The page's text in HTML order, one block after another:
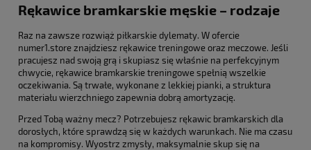
Rękawice bramkarskie męskie – rodzaje
Raz na zawsze rozwiąż piłkarskie dylematy. W ofercie
numer1.store znajdziesz rękawice treningowe oraz meczowe. Jeśli
pracujesz nad swoją grą i skupiasz się właśnie na perfekcyjnym
chwycie, rękawice bramkarskie treningowe spełnią wszelkie
oczekiwania. Są trwałe, wykonane z lekkiej pianki, a struktura
materiału wierzchniego zapewnia dobrą amortyzację.
Przed Tobą ważny mecz? Potrzebujesz rękawic bramkarskich dla
dorosłych, które sprawdzą się w każdych warunkach. Nie ma czasu
na kompromisy. Wyostrz zmysły, maksymalnie skup się na